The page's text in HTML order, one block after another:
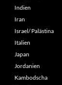
Indien
Iran
Israel/ Palästina
Italien
Japan
Jordanien
Kambodscha